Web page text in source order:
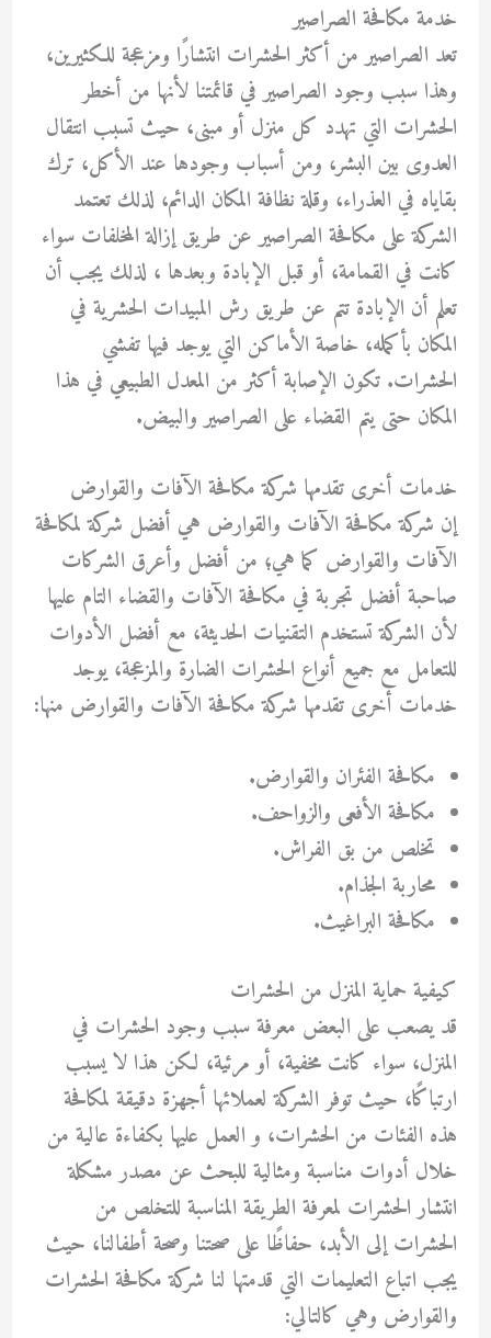
خدمة مكافحة الصراصير
تعد الصراصير من أكثر الحشرات انتشارًا ومزعجة للكثيرين،
وهذا سبب وجود الصراصير في قائمتنا لأنها من أخطر
الحشرات التي تهدد كل منزل أو مبنى، حيث تسبب انتقال
العدوى بين البشر، ومن أسباب وجودها عند الأكل، ترك
بقاياه في العذراء، وقلة نظافة المكان الدائم، لذلك تعتمد
الشركة على مكافحة الصراصير عن طريق إزالة المخلفات سواء
كانت في القمامة، أو قبل الإبادة وبعدها ، لذلك يجب أن
تعلم أن الإبادة تتم عن طريق رش المبيدات الحشرية في
المكان بأكمله، خاصة الأماكن التي يوجد فيها تفشي
الحشرات. تكون الإصابة أكثر من المعدل الطبيعي في هذا
المكان حتى يتم القضاء على الصراصير والبيض.
خدمات أخرى تقدمها شركة مكافحة الآفات والقوارض
إن شركة مكافحة الآفات والقوارض هي أفضل شركة لمكافحة
الآفات والقوارض كما هي؛ من أفضل وأعرق الشركات
صاحبة أفضل تجربة في مكافحة الآفات والقضاء التام عليها
لأن الشركة تستخدم التقنيات الحديثة، مع أفضل الأدوات
للتعامل مع جميع أنواع الحشرات الضارة والمزعجة، يوجد
خدمات أخرى تقدمها شركة مكافحة الآفات والقوارض منها:
مكافحة الفئران والقوارض.
مكافحة الأفعى والزواحف.
تخلص من بق الفراش.
محاربة الجذام.
مكافحة البراغيث.
كيفية حماية المنزل من الحشرات
قد يصعب على البعض معرفة سبب وجود الحشرات في
المنزل، سواء كانت مخفية، أو مرئية، لكن هذا لا يسبب
ارتباكًا، حيث توفر الشركة لعملائها أجهزة دقيقة لمكافحة
هذه الفئات من الحشرات، و العمل عليها بكفاءة عالية من
خلال أدوات مناسبة ومثالية للبحث عن مصدر مشكلة
انتشار الحشرات لمعرفة الطريقة المناسبة للتخلص من
الحشرات إلى الأبد، حفاظًا على صحتنا وصحة أطفالنا، حيث
يجب اتباع التعليمات التي قدمتها لنا شركة مكافحة الحشرات
والقوارض وهي كالتالي: